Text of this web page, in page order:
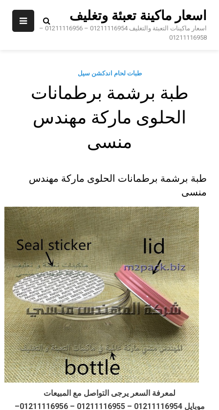
اسعار ماكينة تعبئة وتغليف
اسعار ماكينات التعبئة والتغليف 01211116954 – 01211116956 –
01211116958
طبات لحام اندكشن سيل
طبة برشمة برطمانات
الحلوى ماركة مهندس
منسى
طبة برشمة برطمانات الحلوى ماركة مهندس
منسى
لمعرفة السعر يرجى التواصل مع المبيعات
موبايل 01211116954 – 01211116955 – 01211116956–